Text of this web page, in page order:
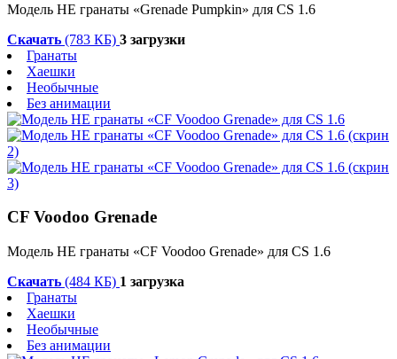
Модель HE гранаты «Grenade Pumpkin» для CS 1.6
Скачать (783 КБ) 3 загрузки
Гранаты
Хаешки
Необычные
Без анимации
CF Voodoo Grenade
Модель HE гранаты «CF Voodoo Grenade» для CS 1.6
Скачать (484 КБ) 1 загрузка
Гранаты
Хаешки
Необычные
Без анимации